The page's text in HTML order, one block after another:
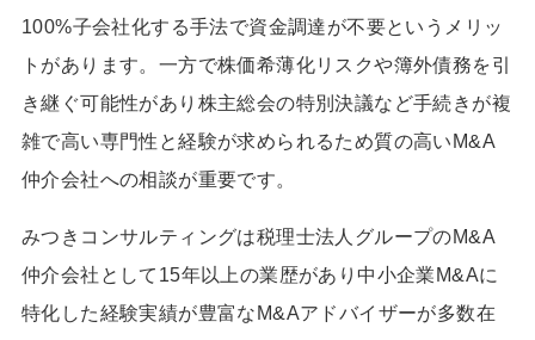
100%子会社化する手法で資金調達が不要というメリッ
トがあります。一方で株価希薄化リスクや簿外債務を引
き継ぐ可能性があり株主総会の特別決議など手続きが複
雑で高い専門性と経験が求められるため質の高いM&A
仲介会社への相談が重要です。
みつきコンサルティングは税理士法人グループのM&A
仲介会社として15年以上の業歴があり中小企業M&Aに
特化した経験実績が豊富なM&Aアドバイザーが多数在